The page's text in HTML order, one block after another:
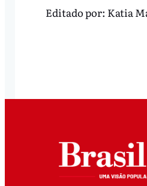
Editado por: Katia